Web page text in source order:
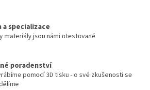
a specializace
materiály jsou námi otestované
poradenství
pomocí 3D tisku - o své zkušenosti se